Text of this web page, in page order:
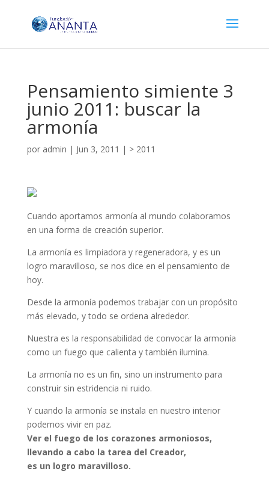
Pensamiento simiente 3
junio 2011: buscar la
armonía
por admin | Jun 3, 2011 | > 2011
Cuando aportamos armonía al mundo colaboramos
en una forma de creación superior.
La armonía es limpiadora y regeneradora, y es un
logro maravilloso, se nos dice en el pensamiento de
hoy.
Desde la armonía podemos trabajar con un propósito
más elevado, y todo se ordena alrededor.
Nuestra es la responsabilidad de convocar la armonía
como un fuego que calienta y también ilumina.
La armonía no es un fin, sino un instrumento para
construir sin estridencia ni ruido.
Y cuando la armonía se instala en nuestro interior
podemos vivir en paz.
Ver el fuego de los corazones armoniosos,
llevando a cabo la tarea del Creador,
es un logro maravilloso.